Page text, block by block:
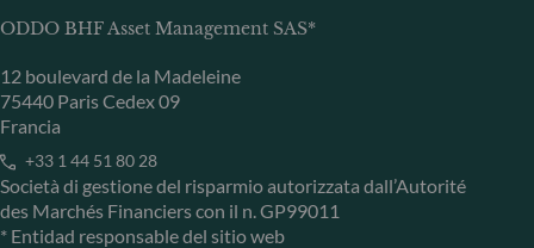
ODDO BHF Asset Management SAS*
12 boulevard de la Madeleine
75440 Paris Cedex 09
Francia
+33 1 44 51 80 28
Società di gestione del risparmio autorizzata dall’Autorité
des Marchés Financiers con il n. GP99011
* Entidad responsable del sitio web